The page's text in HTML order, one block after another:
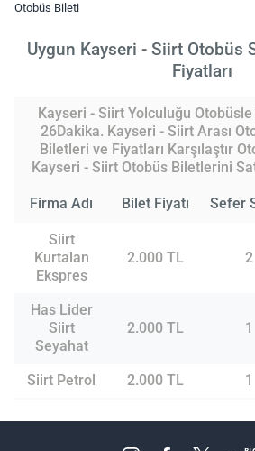
Otobüs Bileti
Uygun Kayseri - Siirt Otobüs
Fiyatları
Kayseri - Siirt Yolculuğu
26Dakika. Kayseri - Siirt Arası
Biletleri ve Fiyatları Karşılaştır
Kayseri - Siirt Otobüs Biletlerini
Firma Adı Bilet Fiyatı Sefer
Siirt
Kurtalan
Ekspres
2.000 TL 2
Has Lider
Siirt
Seyahat
2.000 TL 1
Siirt Petrol 2.000 TL 1